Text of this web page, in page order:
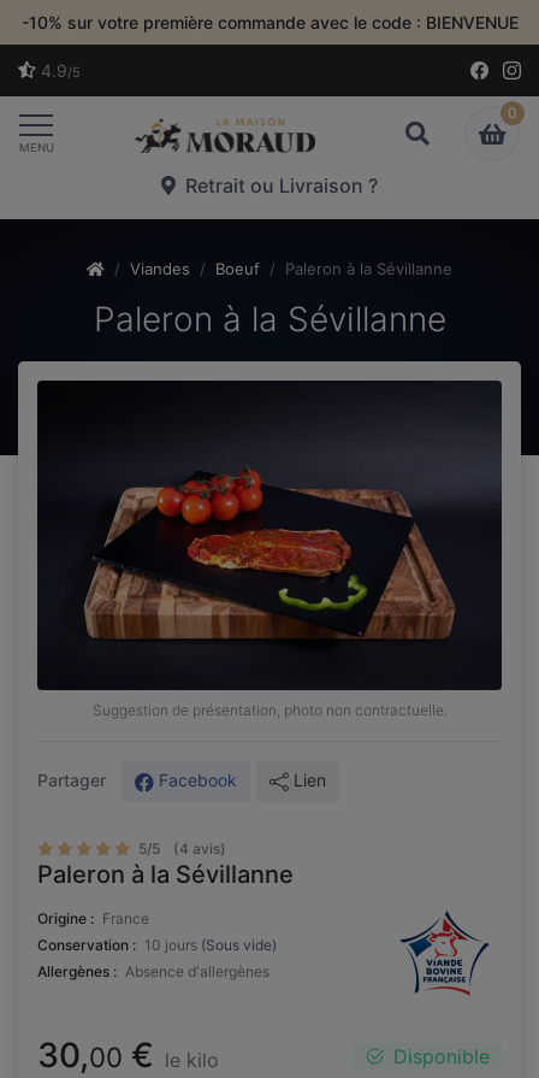
-10% sur votre première commande avec le code : BIENVENUE
4.9/5
Toggle navigation
MENU
0
Retrait ou Livraison ?
Viandes Boeuf Paleron à la Sévillanne
Paleron à la Sévillanne
Suggestion de présentation, photo non contractuelle.
Partager Facebook Lien
5/5 (4 avis)
Paleron à la Sévillanne
Origine : France
Conservation : 10 jours (Sous vide)
Allergènes : Absence d'allergènes
30,00 € le kilo Disponible